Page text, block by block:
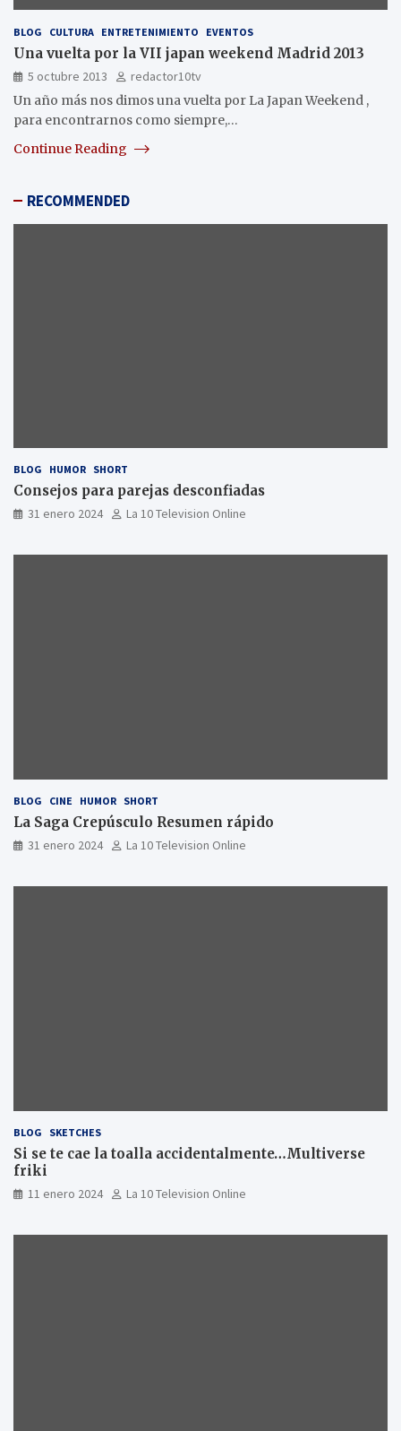
BLOG CULTURA ENTRETENIMIENTO EVENTOS
Una vuelta por la VII japan weekend Madrid 2013
5 octubre 2013
redactor10tv
Un año más nos dimos una vuelta por La Japan Weekend ,
para encontrarnos como siempre,…
Continue Reading
RECOMMENDED
BLOG HUMOR SHORT
Consejos para parejas desconfiadas
31 enero 2024 La 10 Television Online
BLOG CINE HUMOR SHORT
La Saga Crepúsculo Resumen rápido
31 enero 2024 La 10 Television Online
BLOG SKETCHES
Si se te cae la toalla accidentalmente…Multiverse
friki
11 enero 2024 La 10 Television Online